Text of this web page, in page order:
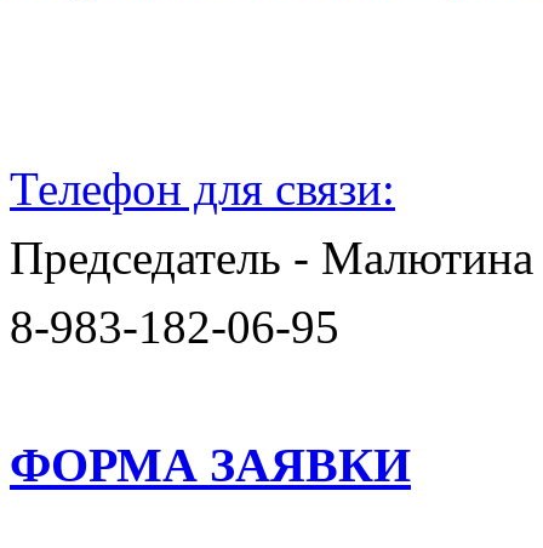
Телефон для связи:
Председатель -
8-983-182-06-95
ФОРМА ЗАЯВКИ